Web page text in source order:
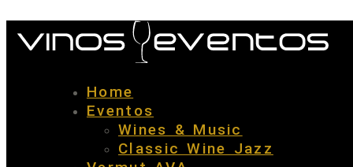
Home
Eventos
Wines & Music
Classic Wine Jazz